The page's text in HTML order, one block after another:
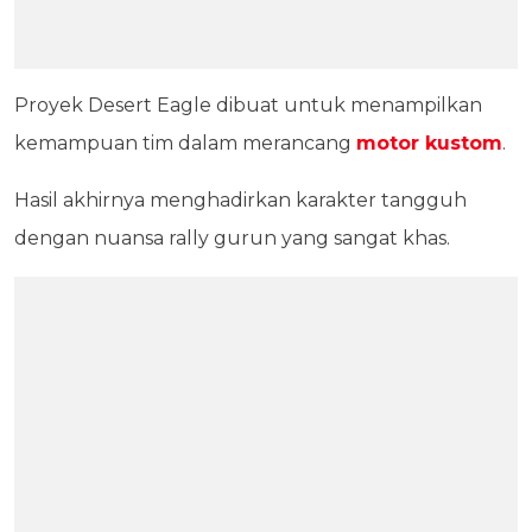
Proyek Desert Eagle dibuat untuk menampilkan
kemampuan tim dalam merancang motor kustom.
Hasil akhirnya menghadirkan karakter tangguh
dengan nuansa rally gurun yang sangat khas.